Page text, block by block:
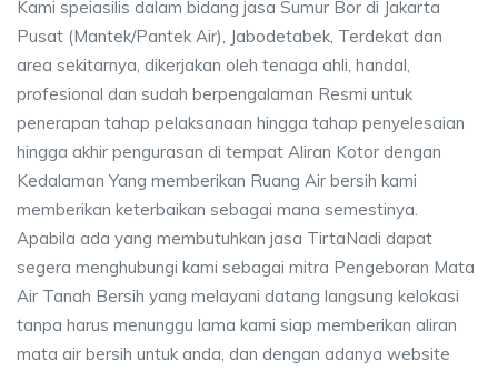
Kami speiasilis dalam bidang jasa Sumur Bor di Jakarta
Pusat (Mantek/Pantek Air), Jabodetabek, Terdekat dan
area sekitarnya, dikerjakan oleh tenaga ahli, handal,
profesional dan sudah berpengalaman Resmi untuk
penerapan tahap pelaksanaan hingga tahap penyelesaian
hingga akhir pengurasan di tempat Aliran Kotor dengan
Kedalaman Yang memberikan Ruang Air bersih kami
memberikan keterbaikan sebagai mana semestinya.
Apabila ada yang membutuhkan jasa TirtaNadi dapat
segera menghubungi kami sebagai mitra Pengeboran Mata
Air Tanah Bersih yang melayani datang langsung kelokasi
tanpa harus menunggu lama kami siap memberikan aliran
mata air bersih untuk anda, dan dengan adanya website